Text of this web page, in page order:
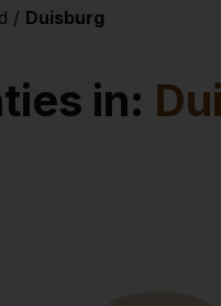
/ Duisburg
in: